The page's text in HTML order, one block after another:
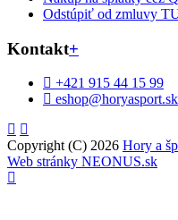
Odstúpiť od zmluvy
Kontakt+
+421 915 44 15 99
eshop@horyasport.sk
Copyright (C) 2026 Hory a
Web stránky NEONUS.sk